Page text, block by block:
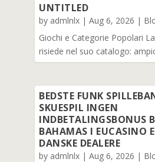
UNTITLED
by admlnlx |Aug 6, 2026 |
Giochi e Categorie Popolari
risiede nel suo catalogo:
BEDSTE FUNK
SKUESPIL INGEN
INDBETALINGSBONUS
BAHAMAS I EUCASINO
DANSKE DEALERE
by admlnlx |Aug 6, 2026 |